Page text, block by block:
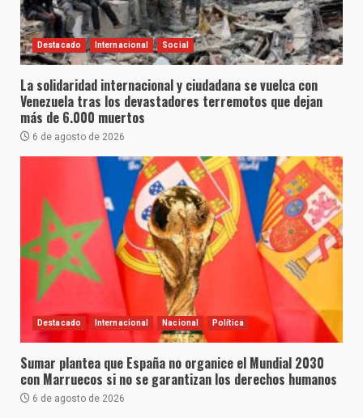
Destacado Internacional Social
La solidaridad internacional y ciudadana se vuelca con
Venezuela tras los devastadores terremotos que dejan
más de 6.000 muertos
6 de agosto de 2026
Destacado Internacional Nacional Política
Sumar plantea que España no organice el Mundial 2030
con Marruecos si no se garantizan los derechos humanos
6 de agosto de 2026